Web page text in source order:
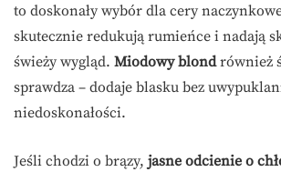
to doskonały wybór dla cery
skutecznie redukują rumieńce i nadają
świeży wygląd. Miodowy blondrównież
sprawdza – dodaje blasku bez
niedoskonałości.
Jeśli chodzi o brązy, jasne odcienie o